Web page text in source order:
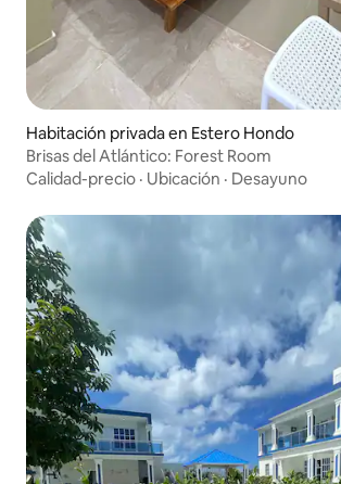
Habitación privada en Estero Hondo
Brisas del Atlántico: Forest Room
Calidad-precio · Ubicación · Desayuno